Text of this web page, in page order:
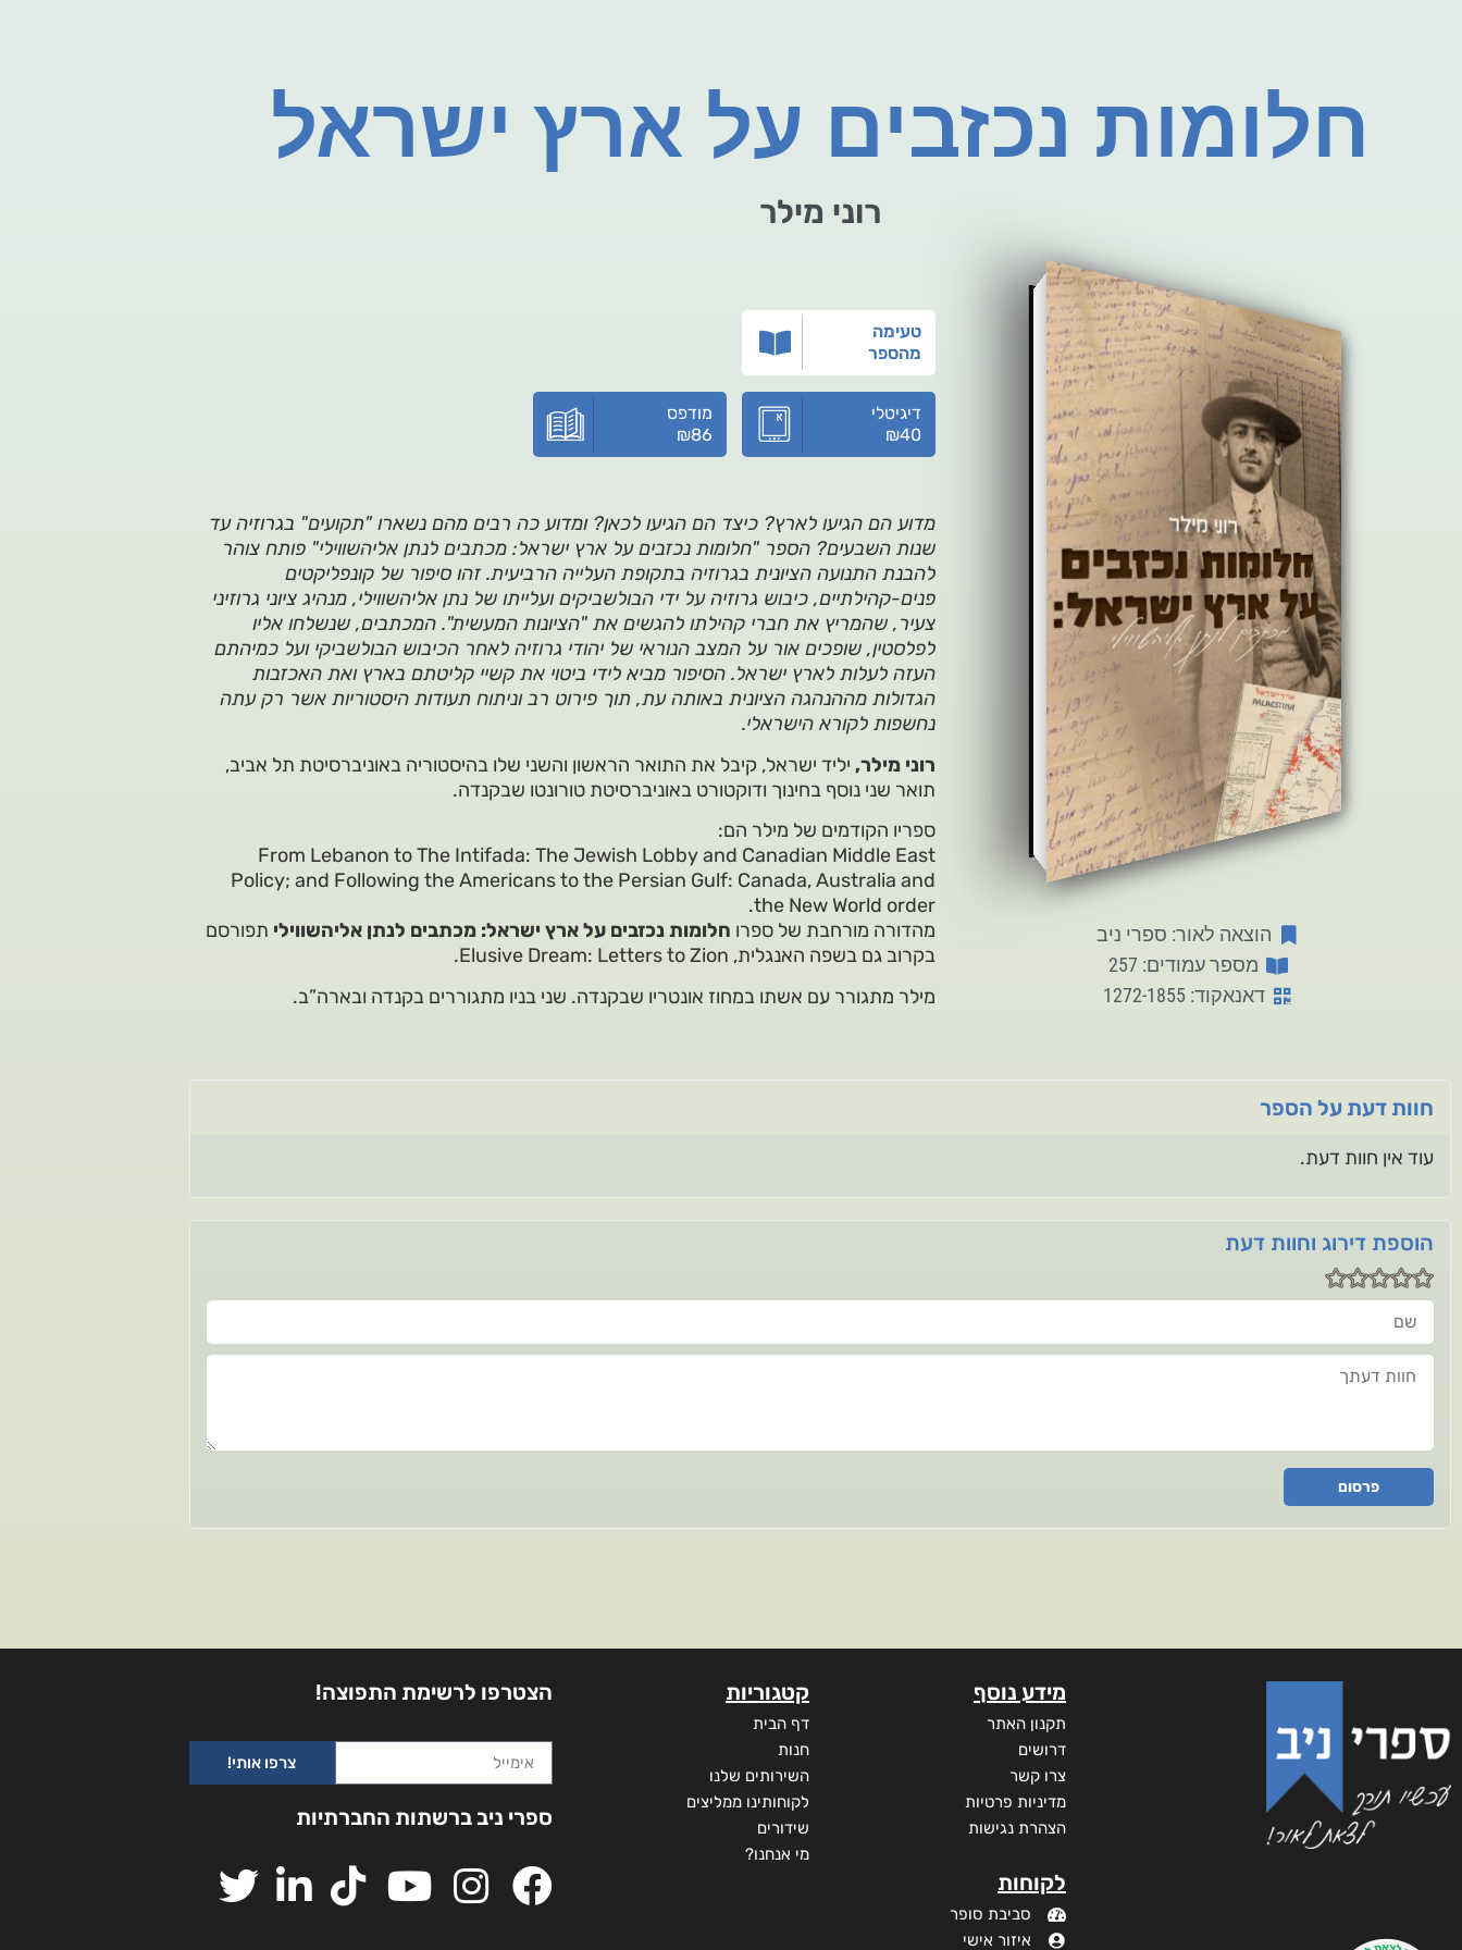
חלומות נכזבים על ארץ ישראל
רוני מילר
הוצאה לאור: ספרי ניב
מספר עמודים: 257
דאנאקוד: 1272-1855
טעימה
מהספר
דיגיטלי
₪40
מודפס
₪86
מדוע הם הגיעו לארץ? כיצד הם הגיעו לכאן? ומדוע כה רבים מהם נשארו "תקועים" בגרוזיה עד
שנות השבעים? הספר "חלומות נכזבים על ארץ ישראל: מכתבים לנתן אליהשווילי" פותח צוהר
להבנת התנועה הציונית בגרוזיה בתקופת העלייה הרביעית. זהו סיפור של קונפליקטים
פנים-קהילתיים, כיבוש גרוזיה על ידי הבולשביקים ועלייתו של נתן אליהשווילי, מנהיג ציוני גרוזיני
צעיר, שהמריץ את חברי קהילתו להגשים את "הציונות המעשית". המכתבים, שנשלחו אליו
לפלסטין, שופכים אור על המצב הנוראי של יהודי גרוזיה לאחר הכיבוש הבולשביקי ועל כמיהתם
העזה לעלות לארץ ישראל. הסיפור מביא לידי ביטוי את קשיי קליטתם בארץ ואת האכזבות
הגדולות מההנהגה הציונית באותה עת, תוך פירוט רב וניתוח תעודות היסטוריות אשר רק עתה
נחשפות לקורא הישראלי.
רוני מילר, יליד ישראל, קיבל את התואר הראשון והשני שלו בהיסטוריה באוניברסיטת תל אביב,
תואר שני נוסף בחינוך ודוקטורט באוניברסיטת טורונטו שבקנדה.
ספריו הקודמים של מילר הם:
From Lebanon to The Intifada: The Jewish Lobby and Canadian Middle East
Policy; and Following the Americans to the Persian Gulf: Canada, Australia and
the New World order.
מהדורה מורחבת של ספרו חלומות נכזבים על ארץ ישראל: מכתבים לנתן אליהשווילי תפורסם
בקרוב גם בשפה האנגלית, Elusive Dream: Letters to Zion.
מילר מתגורר עם אשתו במחוז אונטריו שבקנדה. שני בניו מתגוררים בקנדה ובארה”ב.
חוות דעת על הספר
עוד אין חוות דעת.
הוספת דירוג וחוות דעת
שם
חוות דעתך
פרסום
מידע נוסף
תקנון האתר
דרושים
צרו קשר
מדיניות פרטיות
הצהרת נגישות
לקוחות
סביבת סופר
איזור אישי
קטגוריות
דף הבית
חנות
השירותים שלנו
לקוחותינו ממליצים
שידורים
מי אנחנו?
הצטרפו לרשימת התפוצה!
צרפו אותי!
ספרי ניב ברשתות החברתיות